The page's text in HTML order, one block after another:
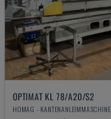
OPTIMAT KL 78/A20/S2
HOMAG - KANTENANLEIMMASCHINE